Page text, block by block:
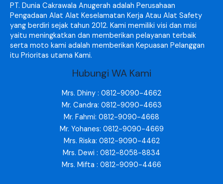
PT. Dunia Cakrawala Anugerah adalah Perusahaan
Pengadaan Alat Alat Keselamatan Kerja Atau Alat Safety
yang berdiri sejak tahun 2012. Kami memiliki visi dan misi
yaitu meningkatkan dan memberikan pelayanan terbaik
serta moto kami adalah memberikan Kepuasan Pelanggan
itu Prioritas utama Kami.
Hubungi WA Kami
Mrs. Dhiny : 0812-9090-4662
Mr. Candra: 0812-9090-4663
Mr. Fahmi: 0812-9090-4668
Mr. Yohanes: 0812-9090-4669
Mrs. Riska: 0812-9090-4462
Mrs. Dewi : 0812-8058-8834
Mrs. Mifta : 0812-9090-4466